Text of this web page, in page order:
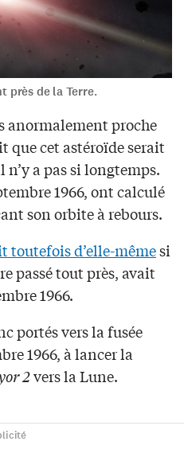
près de la Terre.
anormalement proche
que cet astéroïde serait
n’y a pas si longtemps.
1966, ont calculé
son orbite à rebours.
toutefois d’elle-mêmesi
passé tout près, avait
1966.
portés vers la fusée
1966, à lancer la
2vers la Lune.